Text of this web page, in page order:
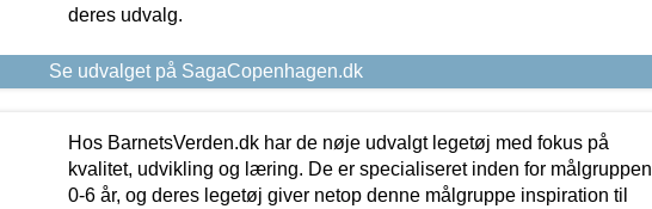
deres udvalg.
Se udvalget på SagaCopenhagen.dk
Hos BarnetsVerden.dk har de nøje udvalgt legetøj med fokus på
kvalitet, udvikling og læring. De er specialiseret inden for målgruppen
0-6 år, og deres legetøj giver netop denne målgruppe inspiration til